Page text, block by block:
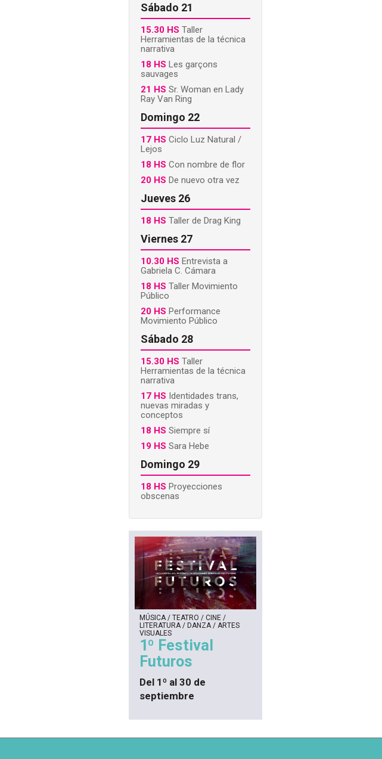
Sábado 21
15.30 HS Taller
Herramientas de la técnica
narrativa
18 HS Les garçons
sauvages
21 HS Sr. Woman en Lady
Ray Van Ring
Domingo 22
17 HS Ciclo Luz Natural /
Lejos
18 HS Con nombre de flor
20 HS De nuevo otra vez
Jueves 26
18 HS Taller de Drag King
Viernes 27
10.30 HS Entrevista a
Gabriela C. Cámara
18 HS Taller Movimiento
Público
20 HS Performance
Movimiento Público
Sábado 28
15.30 HS Taller
Herramientas de la técnica
narrativa
17 HS Identidades trans,
nuevas miradas y
conceptos
18 HS Siempre sí
19 HS Sara Hebe
Domingo 29
18 HS Proyecciones
obscenas
MÚSICA / TEATRO / CINE /
LITERATURA / DANZA / ARTES
VISUALES
1º Festival
Futuros
Del 1º al 30 de
septiembre